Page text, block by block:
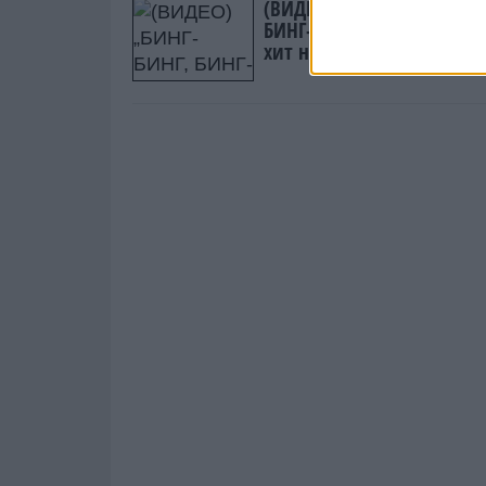
(ВИДЕО) „БИНГ-БИНГ, БИНГ-
БИНГ-БИНГ - Трамп
хит на интернет